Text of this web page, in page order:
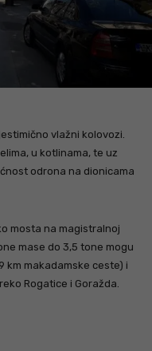
vlažni kolovozi.
u kotlinama, te uz
odrona na dionicama
mosta na magistralnoj
mase do 3,5 tone mogu
km makadamske ceste) i
Rogatice i Goražda.